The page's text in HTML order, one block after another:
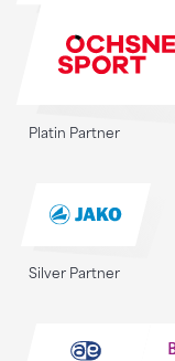
Platin Partner
Silver Partner